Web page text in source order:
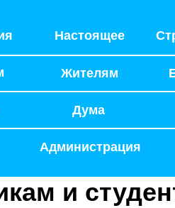
Настоящее
Жителям
Дума
Администрация
и